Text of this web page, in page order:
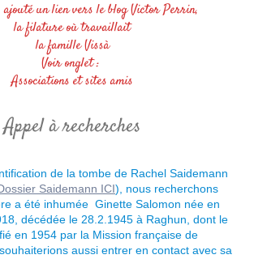
ajouté un lien vers le blog Victor Perrin,
la filature où travaillait
la famille Vissà
Voir onglet :
Associations et sites amis
Appel à recherches
de la tombe de Rachel Saidemann
Saidemann ICI), nous recherchons
a été inhumée Ginette Salomon née en
décédée le 28.2.1945 à Raghun, dont le
en 1954 par la Mission française de
aussi entrer en contact avec sa